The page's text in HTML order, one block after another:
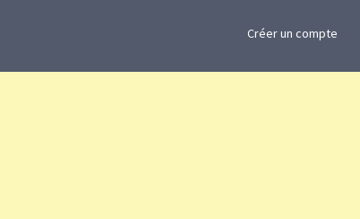
Créer un compte